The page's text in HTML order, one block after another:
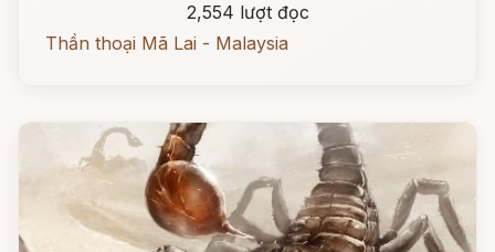
2,554 lượt đọc
Thần thoại Mã Lai - Malaysia